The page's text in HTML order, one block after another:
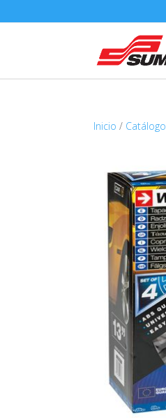
Inicio / Catálogo